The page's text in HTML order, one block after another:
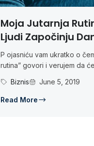
Moja Jutarnja
Ljudi Započinju
P ojasniću vam ukratko o
rutina” govori i verujem da
Biznis
June 5, 2019
Read More